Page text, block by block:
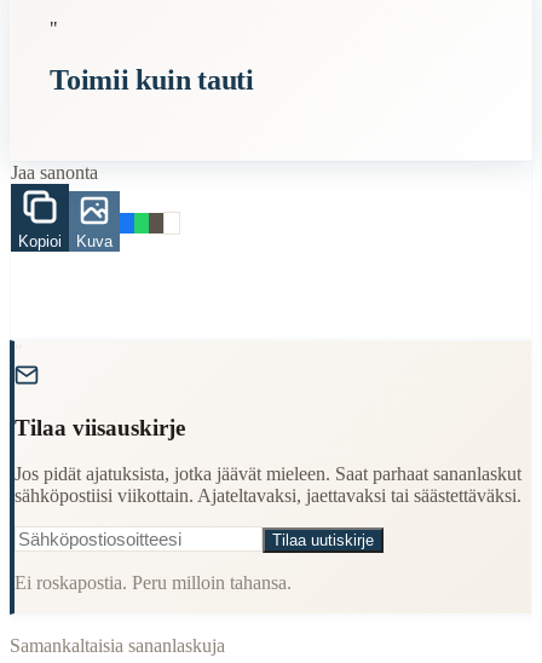
Semantic Themes
Related Topics
tauti
Cultural Context
Language:Finnish (suomi)
"
Toimii kuin tauti
Jaa sanonta
Kopioi Kuva
Tilaa viisauskirje
Jos pidät ajatuksista, jotka jäävät mieleen. Saat parhaat sananlaskut
sähköpostiisi viikottain. Ajateltavaksi, jaettavaksi tai säästettäväksi.
Tilaa uutiskirje
Ei roskapostia. Peru milloin tahansa.
Samankaltaisia sananlaskuja